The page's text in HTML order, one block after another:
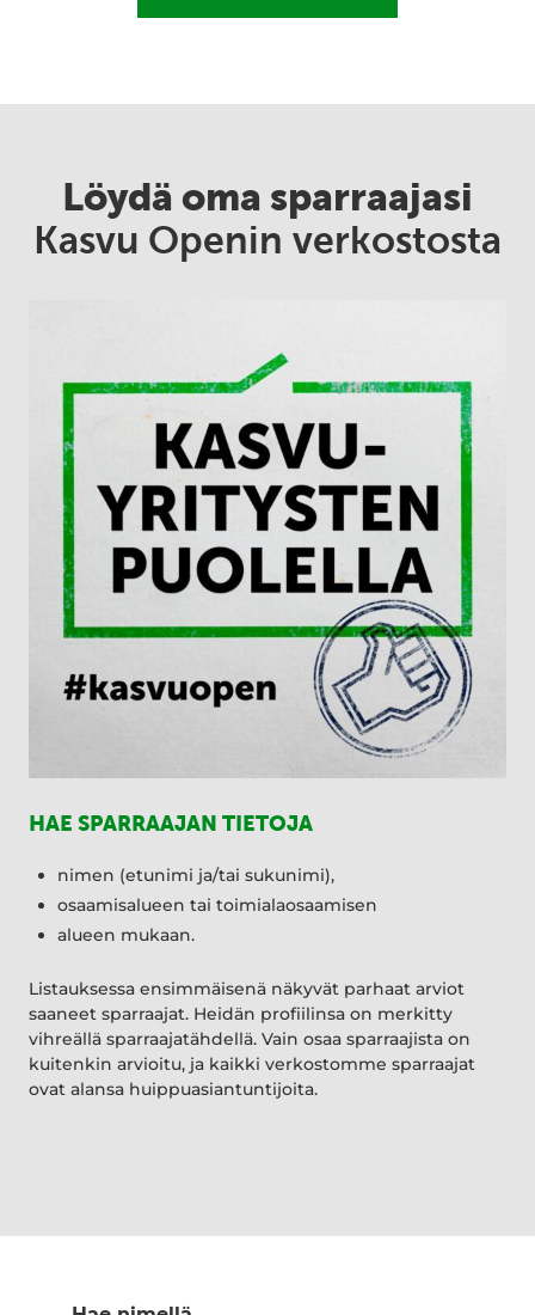
Löydä oma sparraajasi
Kasvu Openin verkostosta
HAE SPARRAAJAN TIETOJA
nimen (etunimi ja/tai sukunimi),
osaamisalueen tai toimialaosaamisen
alueen mukaan.
Listauksessa ensimmäisenä näkyvät parhaat arviot
saaneet sparraajat. Heidän profiilinsa on merkitty
vihreällä sparraajatähdellä. Vain osaa sparraajista on
kuitenkin arvioitu, ja kaikki verkostomme sparraajat
ovat alansa huippuasiantuntijoita.